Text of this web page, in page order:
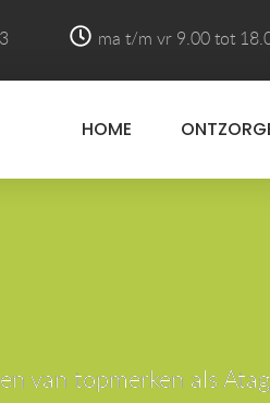
ma t/m vr 9.00 tot
HOME
van topmerken als